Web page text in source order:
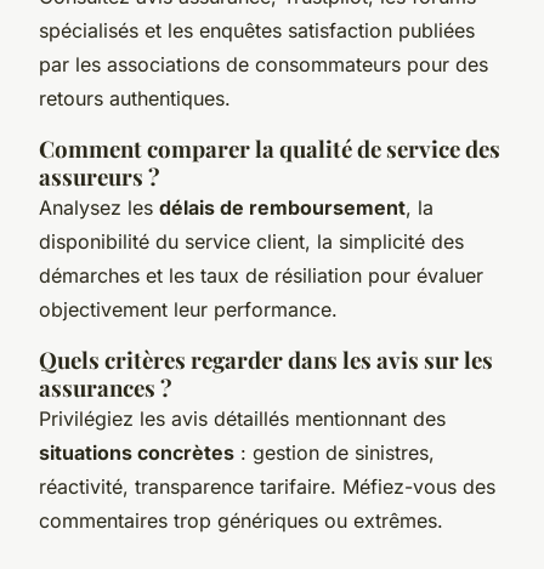
spécialisés et les enquêtes satisfaction publiées
par les associations de consommateurs pour des
retours authentiques.
Comment comparer la qualité de service des
assureurs ?
Analysez les délais de remboursement, la
disponibilité du service client, la simplicité des
démarches et les taux de résiliation pour évaluer
objectivement leur performance.
Quels critères regarder dans les avis sur les
assurances ?
Privilégiez les avis détaillés mentionnant des
situations concrètes : gestion de sinistres,
réactivité, transparence tarifaire. Méfiez-vous des
commentaires trop génériques ou extrêmes.